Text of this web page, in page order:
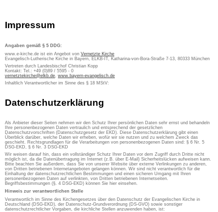
Impressum
Angaben gemäß § 5 DDG:
www.e-kirche.de ist ein Angebot von Vernetzte Kirche
Evangelisch-Lutherische Kirche in Bayern, ELKB-IT, Katharina-von-Bora-Straße 7-13, 80333 München
Vertreten durch Landesbischof Christian Kopp
Kontakt: Tel.: +49 (0)89 / 5595 - 0
vernetztekirche@elkb.de, www.bayern-evangelisch.de
Inhaltlich Verantwortlicher im Sinne des § 18 MStV:
Datenschutzerklärung
Als Anbieter dieser Seiten nehmen wir den Schutz Ihrer persönlichen Daten sehr ernst und behandeln
Ihre personenbezogenen Daten vertraulich und entsprechend der gesetzlichen
Datenschutzvorschriften (Datenschutzgesetz der EKD). Diese Datenschutzerklärung gibt einen
Überblick darüber, welche Daten wir erheben, wofür wir sie nutzen und zu welchem Zweck das
geschieht. Rechtsgrundlagen für die Verarbeitungen von personenbezogenen Daten sind: § 6 Nr. 5
DSG-EKD, § 6 Nr. 3 DSG-EKD
Wir weisen darauf hin, dass ein vollständiger Schutz Ihrer Daten vor dem Zugriff durch Dritte nicht
möglich ist, da die Datenübertragung im Internet (z.B. über E-Mail) Sicherheitslücken aufweisen kann.
Bitte beachten Sie außerdem, dass Sie von unserer Website über externe Verlinkungen zu anderen,
von Dritten betriebenen Internetangeboten gelangen können. Wir sind nicht verantwortlich für die
Einhaltung der datenschutzrechtlichen Bestimmungen und einen sicheren Umgang mit Ihren
personenbezogenen Daten auf verlinkten, von Dritten betriebenen Internetseiten.
Begriffsbestimmungen (§. 4 DSG-EKD) können Sie hier einsehen.
Hinweis zur verantwortlichen Stelle
Verantwortlich im Sinne des Kirchengesetzes über den Datenschutz der Evangelischen Kirche in
Deutschland (DSG-EKD), der Datenschutz-Grundverordnung (DS-GVO) sowie sonstiger
datenschutzrechtlicher Vorgaben, die kirchliche Stellen anzuwenden haben, ist: